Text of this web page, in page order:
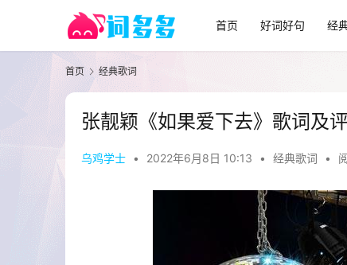
首页 好词好句 经
首页 经典歌词
张靓颖《如果爱下去》歌词及
乌鸡学士 • 2022年6月8日 10:13 • 经典歌词 •